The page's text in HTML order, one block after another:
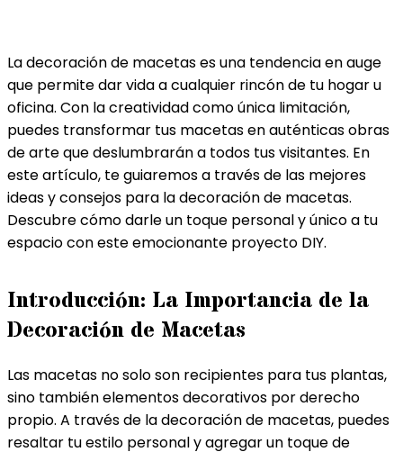
La decoración de macetas es una tendencia en auge
que permite dar vida a cualquier rincón de tu hogar u
oficina. Con la creatividad como única limitación,
puedes transformar tus macetas en auténticas obras
de arte que deslumbrarán a todos tus visitantes. En
este artículo, te guiaremos a través de las mejores
ideas y consejos para la decoración de macetas.
Descubre cómo darle un toque personal y único a tu
espacio con este emocionante proyecto DIY.
Introducción: La Importancia de la
Decoración de Macetas
Las macetas no solo son recipientes para tus plantas,
sino también elementos decorativos por derecho
propio. A través de la decoración de macetas, puedes
resaltar tu estilo personal y agregar un toque de